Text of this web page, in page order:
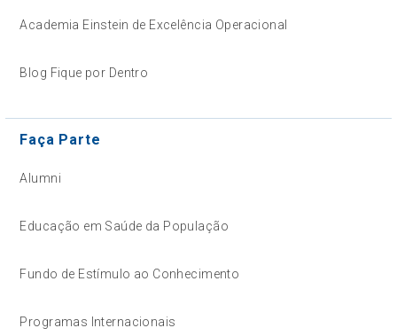
Academia Einstein de Excelência Operacional
Blog Fique por Dentro
Faça Parte
Alumni
Educação em Saúde da População
Fundo de Estímulo ao Conhecimento
Programas Internacionais